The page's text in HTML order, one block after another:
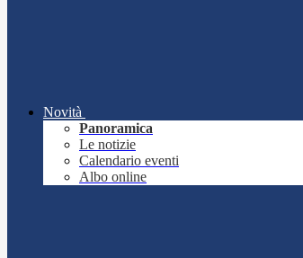
Novità
Panoramica
Le notizie
Calendario eventi
Albo online